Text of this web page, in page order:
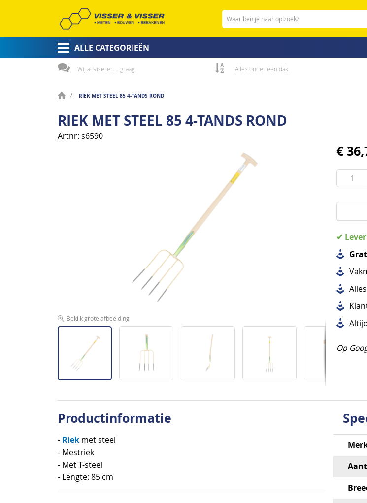
Zoeken
ALLE CATEGORIEËN
Wij adviseren u graag Alles onder één dak
RIEK MET STEEL 85 4-TANDS ROND
RIEK MET STEEL 85 4-TANDS ROND
Artnr s6590
€
✔
Alles
Op
Bekijk grote afbeelding
het
van
de
afbeeldingen-
gallerij
Productinformatie
- Riek met steel
- Mestriek
- Met T-steel
- Lengte: 85 cm